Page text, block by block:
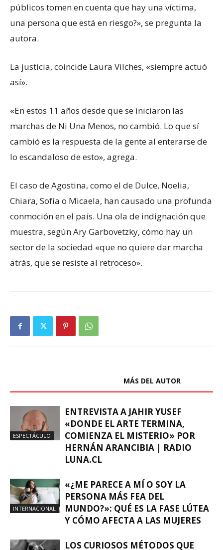
públicos tomen en cuenta que hay una víctima,
una persona que está en riesgo?», se pregunta la
autora.
La justicia, coincide Laura Vilches, «siempre actuó
así».
«En estos 11 años desde que se iniciaron las
marchas de Ni Una Menos, no cambió. Lo que sí
cambió es la respuesta de la gente al enterarse de
lo escandaloso de esto», agrega.
El caso de Agostina, como el de Dulce, Noelia,
Chiara, Sofía o Micaela, han causado una profunda
conmoción en el país. Una ola de indignación que
muestra, según Ary Garbovetzky, cómo hay un
sector de la sociedad «que no quiere dar marcha
atrás, que se resiste al retroceso».
MÁS DEL AUTOR
ESPECTÁCULO
ENTREVISTA A JAHIR YUSEF
«DONDE EL ARTE TERMINA,
COMIENZA EL MISTERIO» POR
HERNÁN ARANCIBIA | RADIO
LUNA.CL
INTERNACIONAL
«¿ME PARECE A MÍ O SOY LA
PERSONA MÁS FEA DEL
MUNDO?»: QUÉ ES LA FASE LÚTEA
Y CÓMO AFECTA A LAS MUJERES
LOS CURIOSOS MÉTODOS QUE